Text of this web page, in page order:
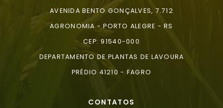
AVENIDA BENTO GONÇALVES, 7.712
AGRONOMIA - PORTO ALEGRE - RS
CEP: 91540-000
DEPARTAMENTO DE PLANTAS DE LAVOURA
PRÉDIO 41210 - FAGRO
CONTATOS